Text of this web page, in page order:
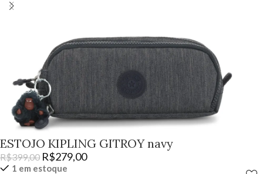
ESTOJO KIPLING GITROY navy
R$399,00 R$279,00
1 em estoque